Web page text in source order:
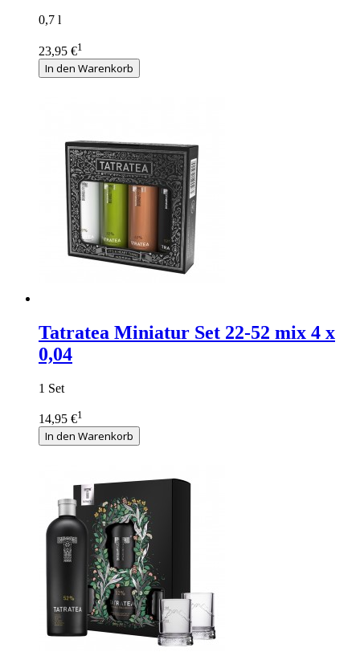
0,7 l
23,95 €1
In den Warenkorb
Tatratea Miniatur Set 22-52 mix 4 x
0,04
1 Set
14,95 €1
In den Warenkorb